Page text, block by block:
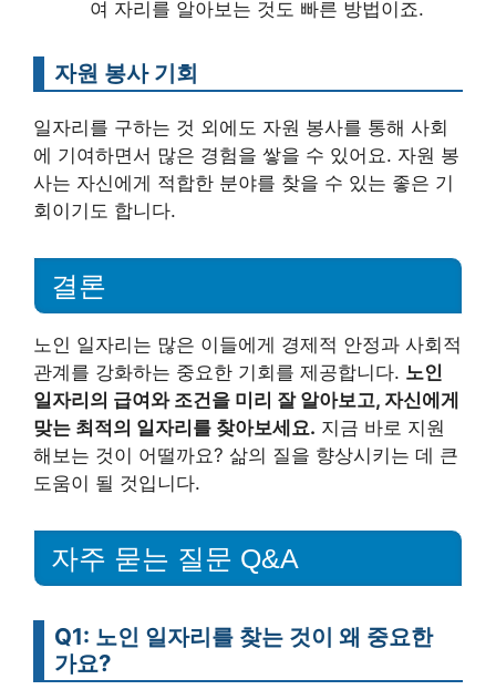
여 자리를 알아보는 것도 빠른 방법이죠.
자원 봉사 기회
일자리를 구하는 것 외에도 자원 봉사를 통해 사회
에 기여하면서 많은 경험을 쌓을 수 있어요. 자원 봉
사는 자신에게 적합한 분야를 찾을 수 있는 좋은 기
회이기도 합니다.
결론
노인 일자리는 많은 이들에게 경제적 안정과 사회적
관계를 강화하는 중요한 기회를 제공합니다. 노인
일자리의 급여와 조건을 미리 잘 알아보고, 자신에게
맞는 최적의 일자리를 찾아보세요. 지금 바로 지원
해보는 것이 어떨까요? 삶의 질을 향상시키는 데 큰
도움이 될 것입니다.
자주 묻는 질문 Q&A
Q1: 노인 일자리를 찾는 것이 왜 중요한
가요?